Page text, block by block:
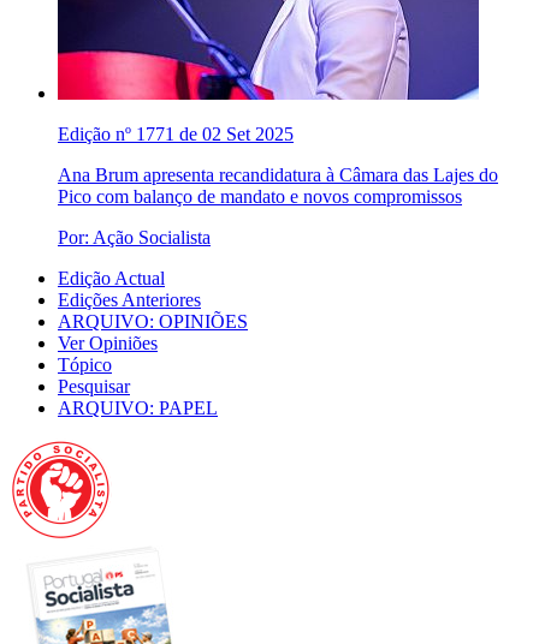
Edição nº 1771 de 02 Set 2025
Ana Brum apresenta recandidatura à Câmara das Lajes do
Pico com balanço de mandato e novos compromissos
Por: Ação Socialista
Edição Actual
Edições Anteriores
ARQUIVO: OPINIÕES
Ver Opiniões
Tópico
Pesquisar
ARQUIVO: PAPEL